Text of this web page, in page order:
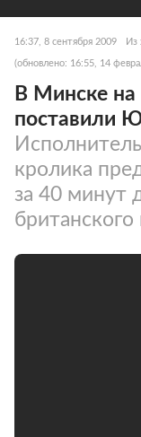
16:37, 8 сентября 2009 Из
(обновлено: 16:55, 14
В Минске на
поставили
кролика
за 40 минут
британского